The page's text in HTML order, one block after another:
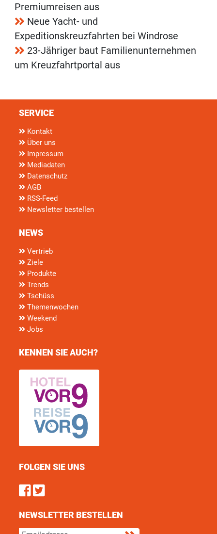
Premiumreisen aus
Neue Yacht- und
Expeditionskreuzfahrten bei Windrose
23-Jähriger baut Familienunternehmen
um Kreuzfahrtportal aus
SERVICE
Kontakt
Über uns
Impressum
Mediadaten
Datenschutz
AGB
RSS-Feed
Newsletter bestellen
NEWS
Vertrieb
Ziele
Produkte
Trends
Tschüss
Themenwochen
Weekend
Jobs
KENNEN SIE AUCH?
FOLGEN SIE UNS
Find us on Facebook
Follow us on Twitter
NEWSLETTER BESTELLEN